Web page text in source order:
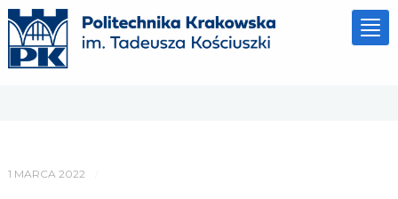
1 MARCA 2022